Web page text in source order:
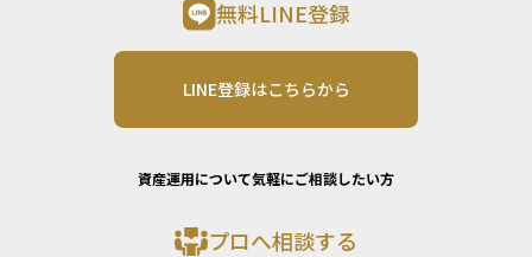
無料LINE登録
LINE登録はこちらから
資産運用について気軽にご相談したい方
プロへ相談する